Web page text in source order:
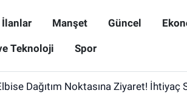
İlanlar Manşet Güncel
Teknoloji Spor
Dağıtım Noktasına Ziyaret!